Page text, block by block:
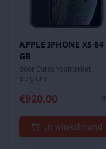
APPLE IPHONE XS 64
GB
door Euroshopmarket
Belgium
€920.00
In winkelmand